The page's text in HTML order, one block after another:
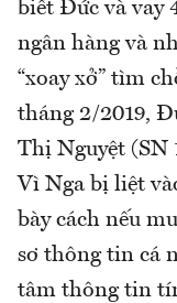
biết Đức và vay
ngân hàng và
“xoay xở” tìm
tháng 2/2019,
Thị Nguyệt (SN
Vì Nga bị liệt
bày cách nếu
sơ thông tin cá
tâm thông tin